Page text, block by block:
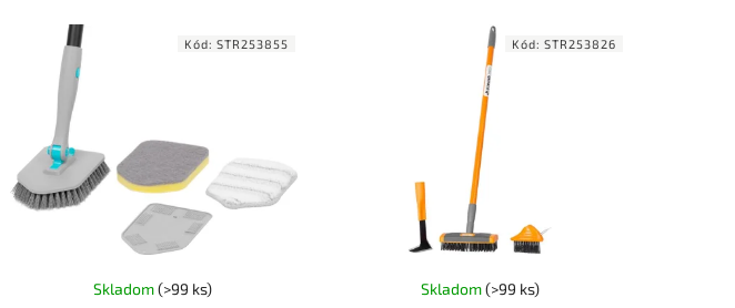
Skladom(>99 ks)
Kód:STR253855
Skladom(>99 ks)
Kód:STR253826